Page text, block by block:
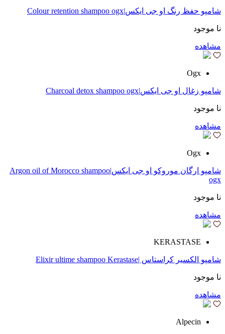
شامپو حفظ رنگ او جی ایکس|Colour retention shampoo ogx
نا موجود
مشاهده
Ogx
شامپو زغال او جی ایکس|Charcoal detox shampoo ogx
نا موجود
مشاهده
Ogx
شامپو ارگان موروکو او جی ایکس|Argon oil of Morocco shampoo
ogx
نا موجود
مشاهده
KERASTASE
شامپو الکسیر کراستاس |Elixir ultime shampoo Kerastase
نا موجود
مشاهده
Alpecin